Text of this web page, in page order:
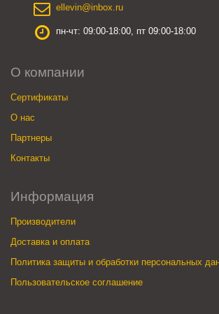
ellevin@inbox.ru
пн-чт: 09:00-18:00, пт 09:00-18:00
О компании
Сертификаты
О нас
Партнеры
Контакты
Информация
Производители
Доставка и оплата
Политика защиты и обработки персональных
Пользовательское соглашение